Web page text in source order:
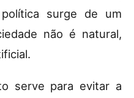
surge de um
não é natural,
serve para evitar a